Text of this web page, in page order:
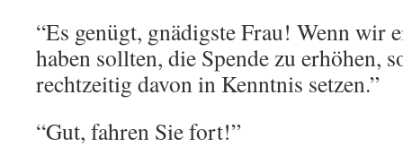
“Es genügt, gnädigste Frau! Wenn wir
haben sollten, die Spende zu erhöhen,
rechtzeitig davon in Kenntnis setzen.”
“Gut, fahren Sie fort!”